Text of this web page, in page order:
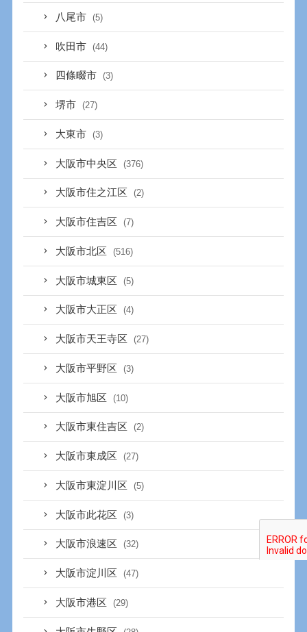
八尾市 (5)
吹田市 (44)
四條畷市 (3)
堺市 (27)
大東市 (3)
大阪市中央区 (376)
大阪市住之江区 (2)
大阪市住吉区 (7)
大阪市北区 (516)
大阪市城東区 (5)
大阪市大正区 (4)
大阪市天王寺区 (27)
大阪市平野区 (3)
大阪市旭区 (10)
大阪市東住吉区 (2)
大阪市東成区 (27)
大阪市東淀川区 (5)
大阪市此花区 (3)
大阪市浪速区 (32)
大阪市淀川区 (47)
大阪市港区 (29)